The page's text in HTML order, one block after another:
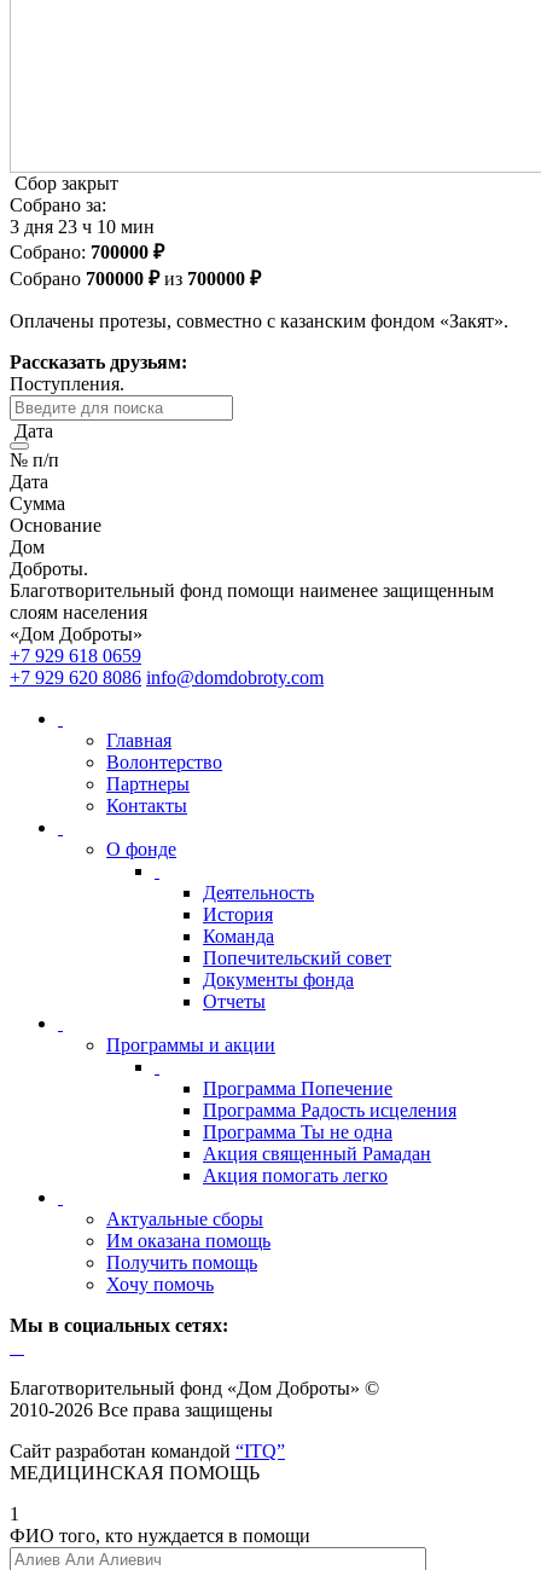
Сбор закрыт
Собрано за:
3 дня 23 ч 10 мин
Cобрано: 700000 ₽
Собрано 700000 ₽из 700000 ₽
Оплачены протезы, совместно с казанским фондом «Закят».
Рассказать друзьям:
Поступления.
Дата
№ п/п
Дата
Сумма
Основание
Дом
Доброты.
Благотворительный фонд помощи наименее защищенным
слоям населения
«Дом Доброты»
+7 929 618 0659
+7 929 620 8086 info@domdobroty.com
Главная
Волонтерство
Партнеры
Контакты
О фонде
Деятельность
История
Команда
Попечительский совет
Документы фонда
Отчеты
Программы и акции
Программа Попечение
Программа Радость исцеления
Программа Ты не одна
Акция священный Рамадан
Акция помогать легко
Актуальные сборы
Им оказана помощь
Получить помощь
Хочу помочь
Мы в социальных сетях:
Благотворительный фонд «Дом Доброты» ©
2010-2026 Все права защищены
Сайт разработан командой “ITQ”
МЕДИЦИНСКАЯ ПОМОЩЬ
1
ФИО того, кто нуждается в помощи